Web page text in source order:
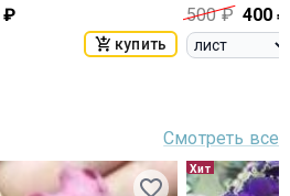
₽
купить
500₽ 400 ₽
Смотреть все
Хит